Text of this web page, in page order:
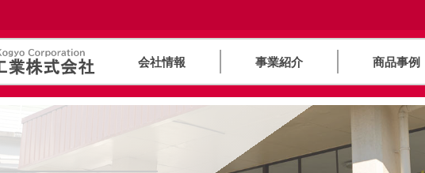
会社情報 事業紹介 商品事例